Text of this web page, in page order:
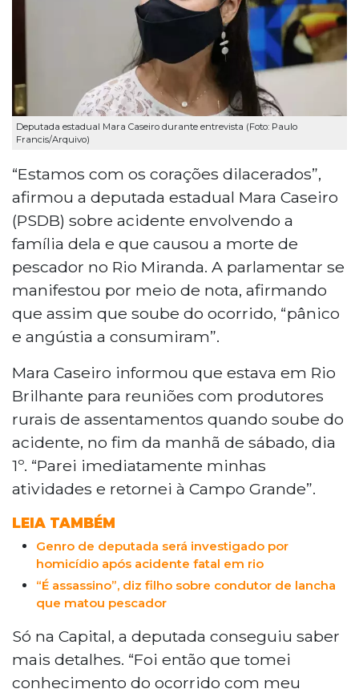
Deputada estadual Mara Caseiro durante entrevista (Foto: Paulo
Francis/Arquivo)
“Estamos com os corações dilacerados”,
afirmou a deputada estadual Mara Caseiro
(PSDB) sobre acidente envolvendo a
família dela e que causou a morte de
pescador no Rio Miranda. A parlamentar se
manifestou por meio de nota, afirmando
que assim que soube do ocorrido, “pânico
e angústia a consumiram”.
Mara Caseiro informou que estava em Rio
Brilhante para reuniões com produtores
rurais de assentamentos quando soube do
acidente, no fim da manhã de sábado, dia
1º. “Parei imediatamente minhas
atividades e retornei à Campo Grande”.
LEIA TAMBÉM
Genro de deputada será investigado por
homicídio após acidente fatal em rio
“É assassino”, diz filho sobre condutor de lancha
que matou pescador
Só na Capital, a deputada conseguiu saber
mais detalhes. “Foi então que tomei
conhecimento do ocorrido com meu